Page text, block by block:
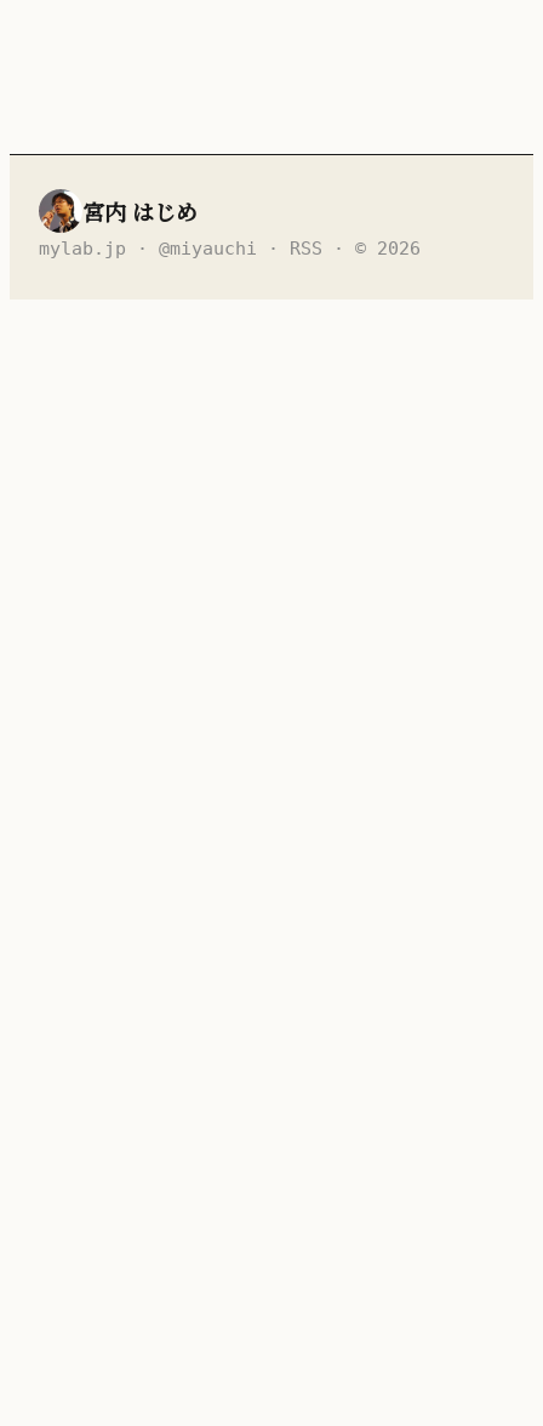
宮内 はじめ
mylab.jp · @miyauchi · RSS · © 2026